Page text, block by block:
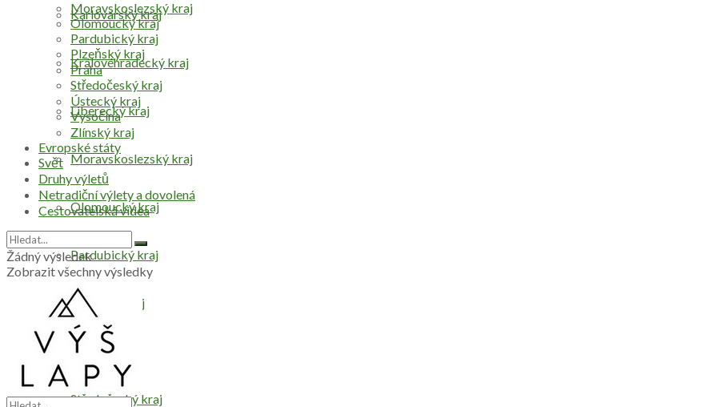
Karlovarský kraj
Královéhradecký kraj
Liberecký kraj
Moravskoslezský kraj
Olomoucký kraj
Pardubický kraj
Plzeňský kraj
Praha
Středočeský kraj
Moravskoslezský kraj
Olomoucký kraj
Pardubický kraj
Plzeňský kraj
Praha
Středočeský kraj
Ústecký kraj
Vysočina
Zlínský kraj
Evropské státy
Svět
Druhy výletů
Netradiční výlety a dovolená
Cestovatelská videa
Žádný výsledek
Zobrazit všechny výsledky